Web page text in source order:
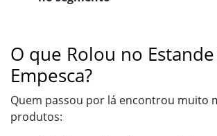
O que Rolou no
Empesca?
Quem passou por lá encontrou muito
produtos: